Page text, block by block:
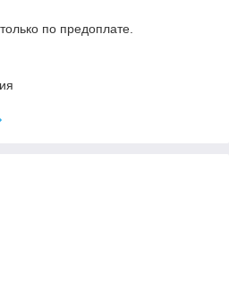
по предоплате.